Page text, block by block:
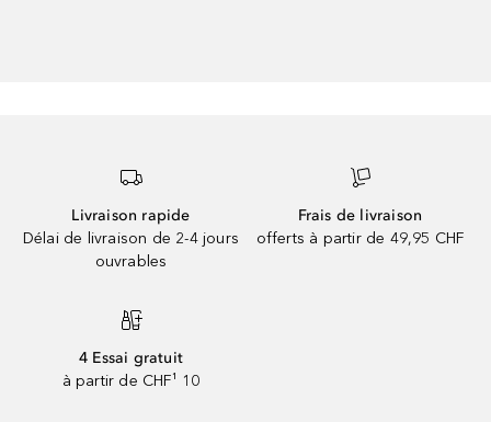
Livraison rapide
Délai de livraison de 2-4 jours
ouvrables
Frais de livraison
offerts à partir de 49,95 CHF
4 Essai gratuit
à partir de CHF¹ 10